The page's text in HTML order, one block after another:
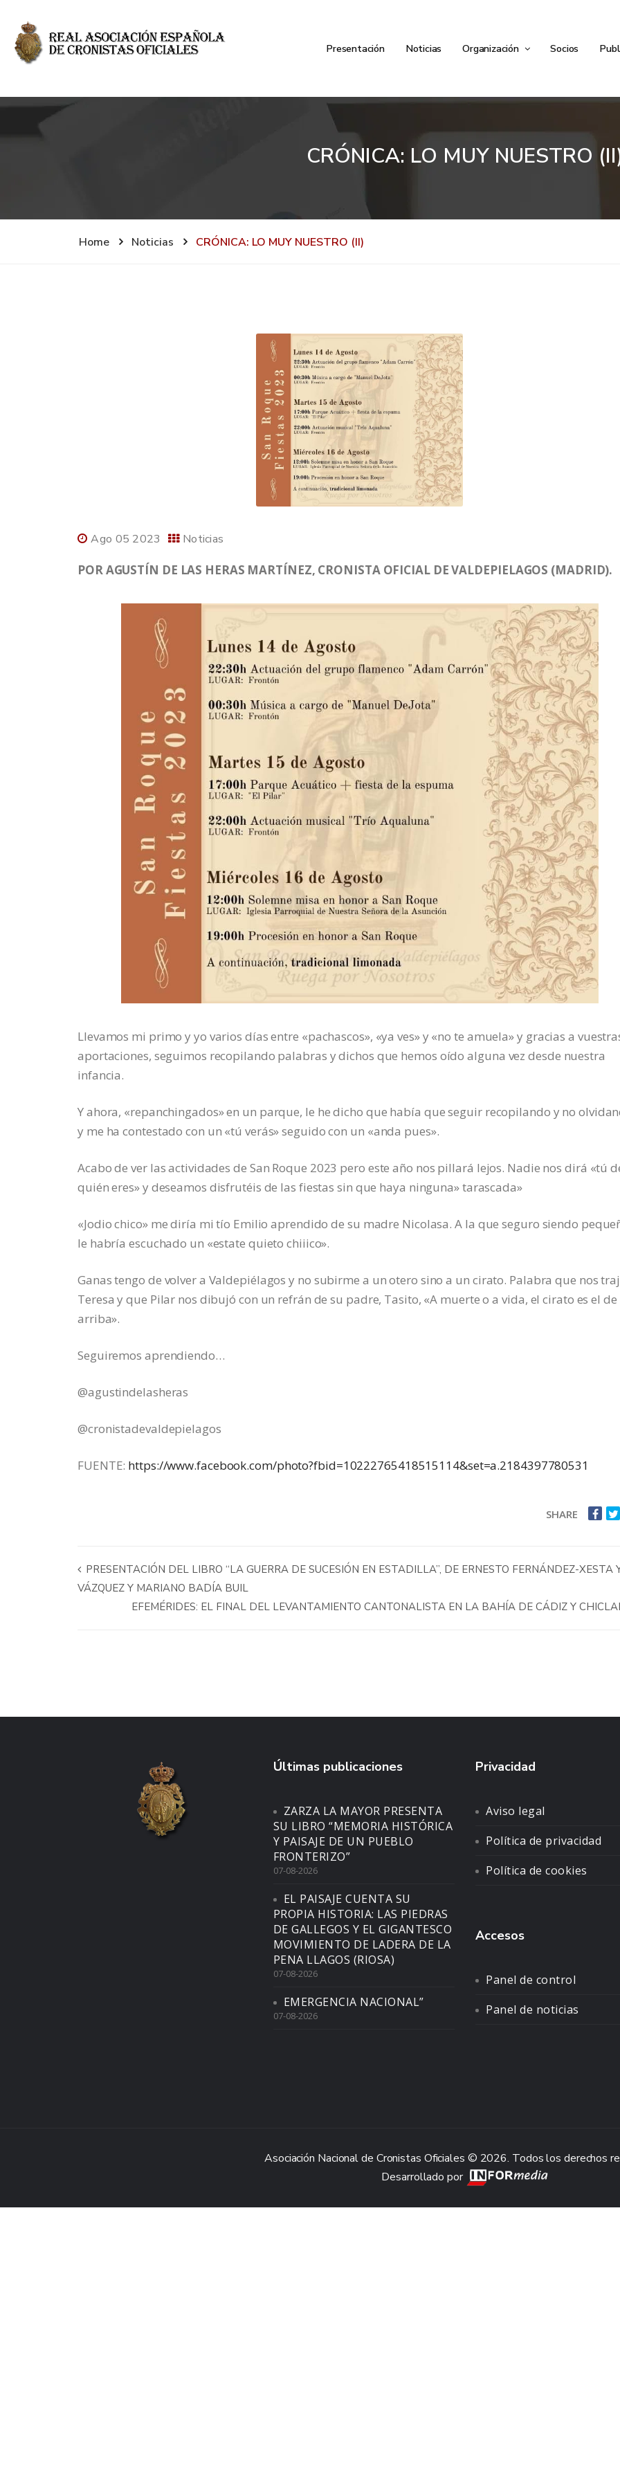
Presentación Noticias Organización Socios
CRÓNICA: LO MUY NUESTRO
Home Noticias CRÓNICA: LO MUY NUESTRO (II)
Ago 05 2023 Noticias
POR AGUSTÍN DE LAS HERAS MARTÍNEZ, CRONISTA OFICIAL DE VALDEPIELAGOS (MADRID).
Llevamos mi primo y yo varios días entre «pachascos», «ya ves» y «no te amuela» y gracias a
aportaciones, seguimos recopilando palabras y dichos que hemos oído alguna vez desde nuestra
infancia.
Y ahora, «repanchingados» en un parque, le he dicho que había que seguir recopilando y no
y me ha contestado con un «tú verás» seguido con un «anda pues».
Acabo de ver las actividades de San Roque 2023 pero este año nos pillará lejos. Nadie nos dirá «tú
quién eres» y deseamos disfrutéis de las fiestas sin que haya ninguna» tarascada»
«Jodio chico» me diría mi tío Emilio aprendido de su madre Nicolasa. A la que seguro siendo
le habría escuchado un «estate quieto chiiico».
Ganas tengo de volver a Valdepiélagos y no subirme a un otero sino a un cirato. Palabra que nos
Teresa y que Pilar nos dibujó con un refrán de su padre, Tasito, «A muerte o a vida, el cirato es el de
arriba».
Seguiremos aprendiendo…
@agustindelasheras
@cronistadevaldepielagos
FUENTE: https://www.facebook.com/photo?fbid=10222765418515114&set=a.2184397780531
SHARE
PRESENTACIÓN DEL LIBRO “LA GUERRA DE SUCESIÓN EN ESTADILLA”, DE ERNESTO FERNÁNDEZ-XESTA
VÁZQUEZ Y MARIANO BADÍA BUIL
EFEMÉRIDES: EL FINAL DEL LEVANTAMIENTO CANTONALISTA EN LA BAHÍA DE CÁDIZ Y
Últimas publicaciones
ZARZA LA MAYOR PRESENTA
SU LIBRO “MEMORIA HISTÓRICA
Y PAISAJE DE UN PUEBLO
FRONTERIZO”
07-08-2026
EL PAISAJE CUENTA SU
PROPIA HISTORIA: LAS PIEDRAS
DE GALLEGOS Y EL GIGANTESCO
MOVIMIENTO DE LADERA DE LA
PENA LLAGOS (RIOSA)
07-08-2026
EMERGENCIA NACIONAL”
07-08-2026
Privacidad
Aviso legal
Política de privacidad
Política de cookies
Accesos
Panel de control
Panel de noticias
Asociación Nacional de Cronistas Oficiales © 2026. Todos los derechos
Desarrollado por